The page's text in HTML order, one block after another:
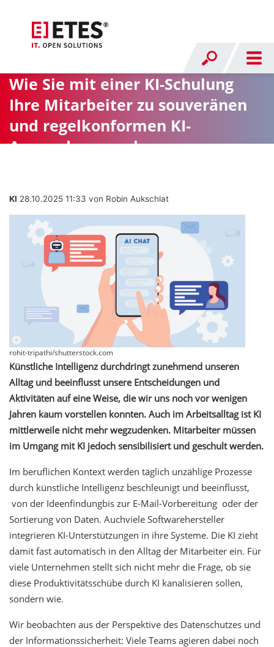
Wie Sie mit einer KI-Schulung
Ihre Mitarbeiter zu souveränen
und regelkonformen KI-
Anwendern machen
KI 28.10.2025 11:33 von Robin Aukschlat
rohit-tripathi/shutterstock.com
Künstliche Intelligenz durchdringt zunehmend unseren
Alltag und beeinflusst unsere Entscheidungen und
Aktivitäten auf eine Weise, die wir uns noch vor wenigen
Jahren kaum vorstellen konnten. Auch im Arbeitsalltag ist KI
mittlerweile nicht mehr wegzudenken. Mitarbeiter müssen
im Umgang mit KI jedoch sensibilisiert und geschult werden.
Im beruflichen Kontext werden täglich unzählige Prozesse
durch künstliche Intelligenz beschleunigt und beeinflusst,
von der Ideenfindungbis zur E-Mail-Vorbereitung oder der
Sortierung von Daten. Auchviele Softwarehersteller
integrieren KI-Unterstützungen in ihre Systeme. Die KI zieht
damit fast automatisch in den Alltag der Mitarbeiter ein. Für
viele Unternehmen stellt sich nicht mehr die Frage, ob sie
diese Produktivitätsschübe durch KI kanalisieren sollen,
sondern wie.
Wir beobachten aus der Perspektive des Datenschutzes und
der Informationssicherheit: Viele Teams agieren dabei noch